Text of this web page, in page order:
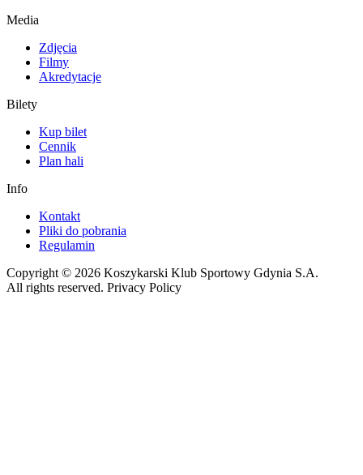
Media
Zdjęcia
Filmy
Akredytacje
Bilety
Kup bilet
Cennik
Plan hali
Info
Kontakt
Pliki do pobrania
Regulamin
Copyright © 2026 Koszykarski Klub Sportowy Gdynia S.A.
All rights reserved. Privacy Policy